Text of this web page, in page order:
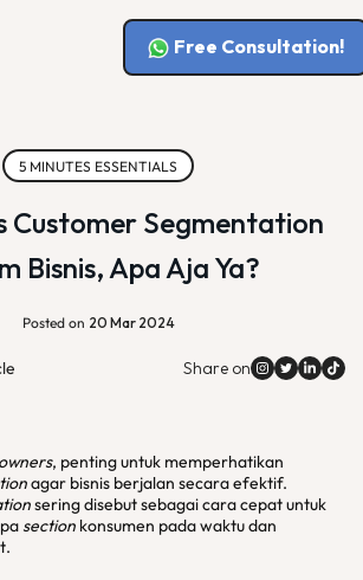
Free Consultation!
5 MINUTES ESSENTIALS
Customer Segmentation
Bisnis, Apa Aja Ya?
Posted on 20 Mar 2024
Share on
, penting untuk memperhatikan
agar bisnis berjalan secara efektif.
sering disebut sebagai cara cepat untuk
section konsumen pada waktu dan